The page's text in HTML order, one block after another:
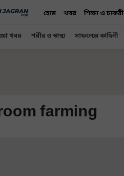
হোম খবর শিক্ষা ও চাকরী
খবর শরীর ও স্বাস্থ্য সাফল্যের কাহিনী
farming